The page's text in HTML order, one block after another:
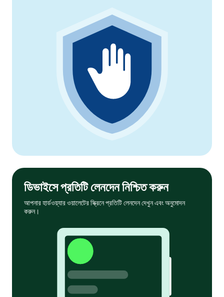
ডিভাইসে প্রতিটি লেনদেন নিশ্চিত করুন
আপনার হার্ডওয়্যার ওয়ালেটের স্ক্রিনে প্রতিটি লেনদেন দেখুন এবং অনুমোদন
করুন।